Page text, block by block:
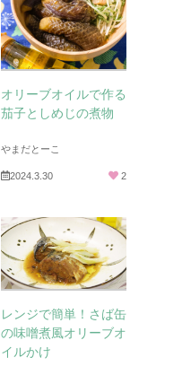
オリーブオイルで作る
茄子としめじの煮物
やまだとーこ
2024.3.30 2
レンジで簡単！さば缶
の味噌煮風オリーブオ
イルかけ